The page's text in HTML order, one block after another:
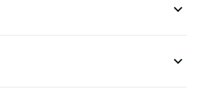
expand_more
expand_more